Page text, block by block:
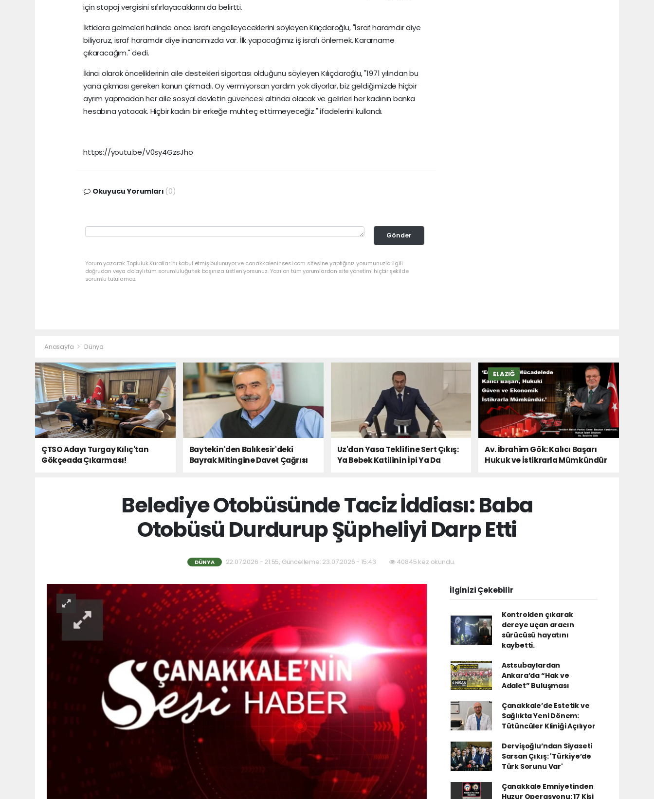
için stopaj vergisini sıfırlayacaklarını da belirtti.
İktidara gelmeleri halinde önce israfı engelleyeceklerini söyleyen Kılıçdaroğlu, "İsraf haramdır diye
biliyoruz, israf haramdır diye inancımızda var. İlk yapacağımız iş israfı önlemek. Kararname
çıkaracağım." dedi.
İkinci olarak önceliklerinin aile destekleri sigortası olduğunu söyleyen Kılıçdaroğlu, "1971 yılından bu
yana çıkması gereken kanun çıkmadı. Oy vermiyorsan yardım yok diyorlar, biz geldiğimizde hiçbir
ayrım yapmadan her aile sosyal devletin güvencesi altında olacak ve gelirleri her kadının banka
hesabına yatacak. Hiçbir kadını bir erkeğe muhteç ettirmeyeceğiz." ifadelerini kullandı.
https://youtu.be/V0sy4GzsJho
Okuyucu Yorumları (0)
Gönder
Yorum yazarak Topluluk Kuralları’nı kabul etmiş bulunuyor ve canakkaleninsesi.com sitesine yaptığınız yorumunuzla ilgili
doğrudan veya dolaylı tüm sorumluluğu tek başınıza üstleniyorsunuz. Yazılan tüm yorumlardan site yönetimi hiçbir şekilde
sorumlu tutulamaz.
Anasayfa Dünya
ÇTSO Adayı Turgay Kılıç'tan
Gökçeada Çıkarması!
Baytekin'den Balıkesir'deki
Bayrak Mitingine Davet Çağrısı
Uz'dan Yasa Teklifine Sert Çıkış:
Ya Bebek Katilinin İpi Ya Da
ELAZIĞ
Av. İbrahim Gök: Kalıcı Başarı
Hukuk ve İstikrarla Mümkündür
Belediye Otobüsünde Taciz İddiası: Baba
Otobüsü Durdurup Şüpheliyi Darp Etti
DÜNYA 22.07.2026 - 21:55, Güncelleme: 23.07.2026 - 15:43 40845 kez okundu.
İlginizi Çekebilir
Kontrolden çıkarak
dereye uçan aracın
sürücüsü hayatını
kaybetti.
Astsubaylardan
Ankara’da “Hak ve
Adalet” Buluşması
Çanakkale’de Estetik ve
Sağlıkta Yeni Dönem:
Tütüncüler Kliniği Açılıyor
Dervişoğlu’ndan Siyaseti
Sarsan Çıkış: 'Türkiye’de
Türk Sorunu Var'
Çanakkale Emniyetinden
Huzur Operasyonu: 17 Kişi